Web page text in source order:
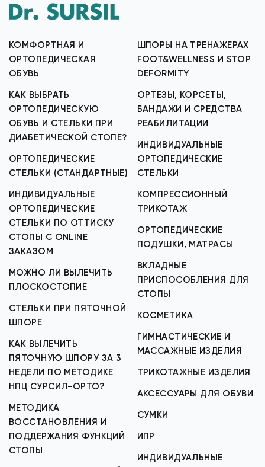
КОМФОРТНАЯ И
ОРТОПЕДИЧЕСКАЯ
ОБУВЬ
КАК ВЫБРАТЬ
ОРТОПЕДИЧЕСКУЮ
ОБУВЬ И СТЕЛЬКИ ПРИ
ДИАБЕТИЧЕСКОЙ СТОПЕ?
ОРТОПЕДИЧЕСКИЕ
СТЕЛЬКИ (СТАНДАРТНЫЕ)
ИНДИВИДУАЛЬНЫЕ
ОРТОПЕДИЧЕСКИЕ
СТЕЛЬКИ ПО ОТТИСКУ
СТОПЫ С ONLINE
ЗАКАЗОМ
МОЖНО ЛИ ВЫЛЕЧИТЬ
ПЛОСКОСТОПИЕ
СТЕЛЬКИ ПРИ ПЯТОЧНОЙ
ШПОРЕ
КАК ВЫЛЕЧИТЬ
ПЯТОЧНУЮ ШПОРУ ЗА 3
НЕДЕЛИ ПО МЕТОДИКЕ
НПЦ СУРСИЛ-ОРТО?
МЕТОДИКА
ВОССТАНОВЛЕНИЯ И
ПОДДЕРЖАНИЯ ФУНКЦИЙ
СТОПЫ
ШПОРЫ НА ТРЕНАЖЕРАХ
FOOT&WELLNESS И STOP
DEFORMITY
ОРТЕЗЫ, КОРСЕТЫ,
БАНДАЖИ И СРЕДСТВА
РЕАБИЛИТАЦИИ
ИНДИВИДУАЛЬНЫЕ
ОРТОПЕДИЧЕСКИЕ
СТЕЛЬКИ
КОМПРЕССИОННЫЙ
ТРИКОТАЖ
ОРТОПЕДИЧЕСКИЕ
ПОДУШКИ, МАТРАСЫ
ВКЛАДНЫЕ
ПРИСПОСОБЛЕНИЯ ДЛЯ
СТОПЫ
КОСМЕТИКА
ГИМНАСТИЧЕСКИЕ И
МАССАЖНЫЕ ИЗДЕЛИЯ
ТРИКОТАЖНЫЕ ИЗДЕЛИЯ
АКСЕССУАРЫ ДЛЯ ОБУВИ
СУМКИ
ИПР
ИНДИВИДУАЛЬНЫЕ